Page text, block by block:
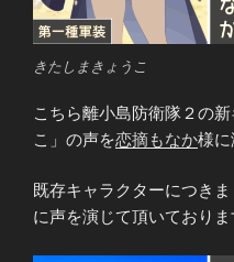
きたしまきょうこ
こちら離小島防衛隊２の
こ」の声を恋摘もなか様に
既存キャラクターにつき
に声を演じて頂いておりま